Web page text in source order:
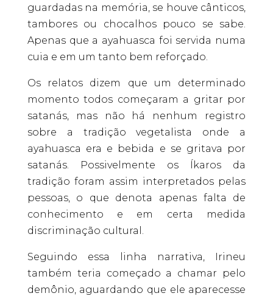
guardadas na memória, se houve cânticos,
tambores ou chocalhos pouco se sabe.
Apenas que a ayahuasca foi servida numa
cuia e em um tanto bem reforçado.
Os relatos dizem que um determinado
momento todos começaram a gritar por
satanás, mas não há nenhum registro
sobre a tradição vegetalista onde a
ayahuasca era e bebida e se gritava por
satanás. Possivelmente os Íkaros da
tradição foram assim interpretados pelas
pessoas, o que denota apenas falta de
conhecimento e em certa medida
discriminação cultural.
Seguindo essa linha narrativa, Irineu
também teria começado a chamar pelo
demônio, aguardando que ele aparecesse